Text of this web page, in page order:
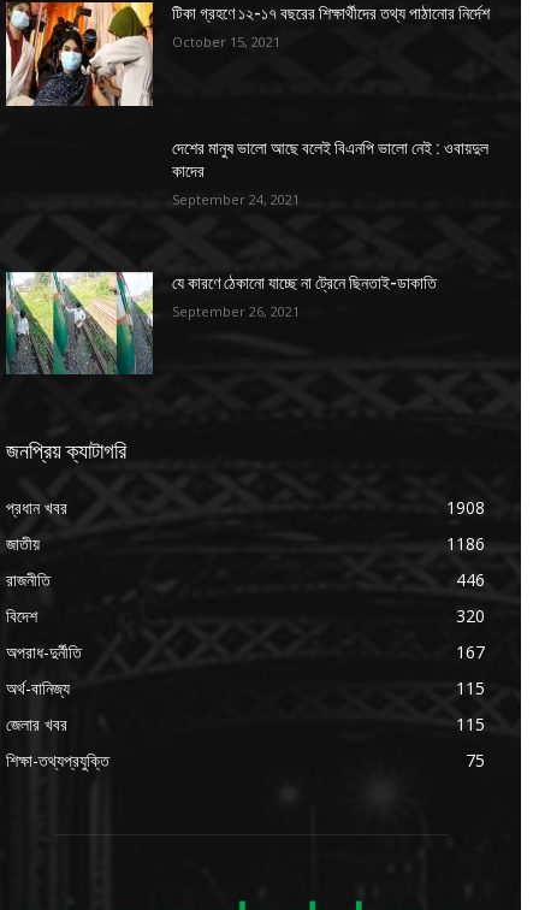
টিকা গ্রহণে ১২-১৭ বছরের শিক্ষার্থীদের তথ্য পাঠানোর নির্দেশ
October 15, 2021
দেশের মানুষ ভালো আছে বলেই বিএনপি ভালো নেই : ওবায়দুল
কাদের
September 24, 2021
যে কারণে ঠেকানো যাচ্ছে না ট্রেনে ছিনতাই-ডাকাতি
September 26, 2021
জনপ্রিয় ক্যাটাগরি
প্রধান খবর
1908
জাতীয়
1186
রাজনীতি
446
বিদেশ
320
অপরাধ-দুর্নীতি
167
অর্থ-বানিজ্য
115
জেলার খবর
115
শিক্ষা-তথ্যপ্রযুক্তি
75